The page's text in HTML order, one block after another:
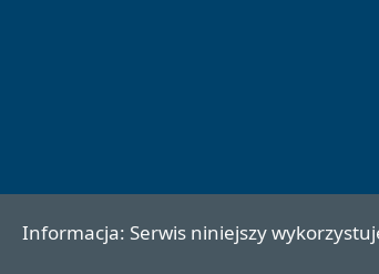
Informacja: Serwis niniejszy